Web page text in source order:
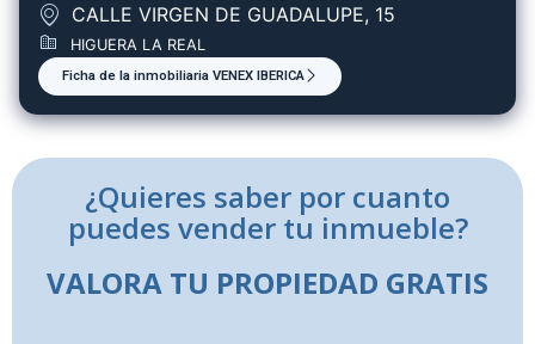
CALLE VIRGEN DE GUADALUPE, 15
HIGUERA LA REAL
Ficha de la inmobiliaria VENEX IBERICA
¿Quieres saber por cuanto
puedes vender tu inmueble?
VALORA TU PROPIEDAD GRATIS